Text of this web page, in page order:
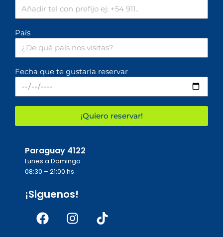
País
Fecha que te gustaría reservar
¡Quiero reservar!
Paraguay 4122
Lunes a Domingo
08:30 – 21:00 hs
¡Siguenos!
Facebook
Instagram
Tiktok